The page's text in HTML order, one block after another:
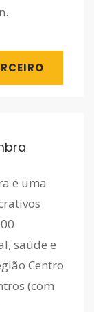
é uma
saúde e
Centro
(com